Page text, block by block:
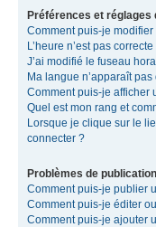
Préférences et réglages
Comment puis-je
L’heure n’est pas correcte
J’ai modifié le fuseau
Ma langue n’apparaît
Comment puis-je afficher
Quel est mon rang et
Lorsque je clique sur le
connecter ?
Problèmes de publication
Comment puis-je publier
Comment puis-je éditer
Comment puis-je ajouter